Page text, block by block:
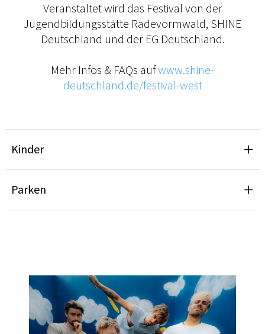
Veranstaltet wird das Festival von der
Jugendbildungsstätte Radevormwald, SHINE
Deutschland und der EG Deutschland.
Mehr Infos & FAQs aufwww.shine-
deutschland.de/festival-west
Kinder
Parken